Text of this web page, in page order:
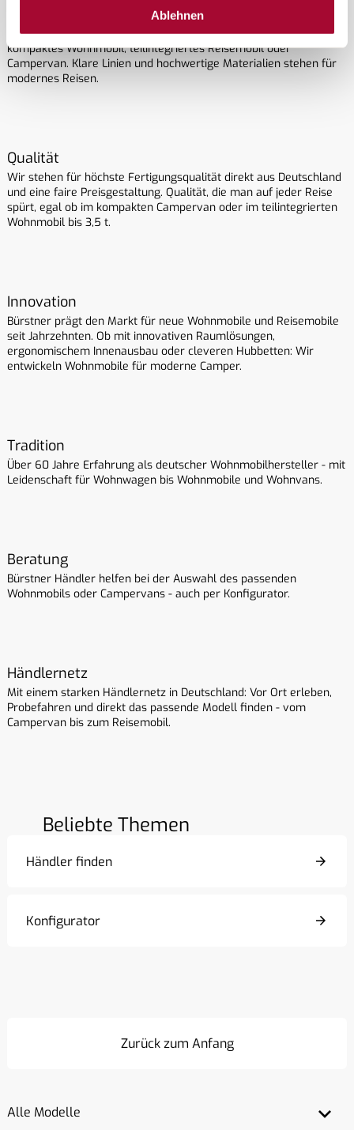
Ablehnen
Bürstner verbindet Design und Funktion beim Wohnmobilkauf: ob
kompaktes Wohnmobil, teilintegriertes Reisemobil oder
Campervan. Klare Linien und hochwertige Materialien stehen für
modernes Reisen.
Qualität
Wir stehen für höchste Fertigungsqualität direkt aus Deutschland
und eine faire Preisgestaltung. Qualität, die man auf jeder Reise
spürt, egal ob im kompakten Campervan oder im teilintegrierten
Wohnmobil bis 3,5 t.
Innovation
Bürstner prägt den Markt für neue Wohnmobile und Reisemobile
seit Jahrzehnten. Ob mit innovativen Raumlösungen,
ergonomischem Innenausbau oder cleveren Hubbetten: Wir
entwickeln Wohnmobile für moderne Camper.
Tradition
Über 60 Jahre Erfahrung als deutscher Wohnmobilhersteller - mit
Leidenschaft für Wohnwagen bis Wohnmobile und Wohnvans.
Beratung
Bürstner Händler helfen bei der Auswahl des passenden
Wohnmobils oder Campervans - auch per Konfigurator.
Händlernetz
Mit einem starken Händlernetz in Deutschland: Vor Ort erleben,
Probefahren und direkt das passende Modell finden - vom
Campervan bis zum Reisemobil.
Beliebte Themen
Händler finden
Konfigurator
Zurück zum Anfang
Alle Modelle